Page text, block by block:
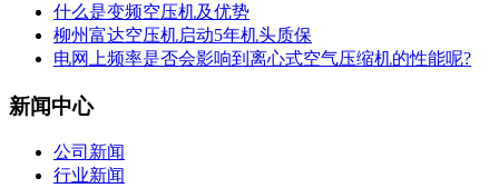
什么是变频空压机及优势
柳州富达空压机启动5年机头质保
电网上频率是否会影响到离心式空气压缩机的性能呢?
新闻中心
公司新闻
行业新闻